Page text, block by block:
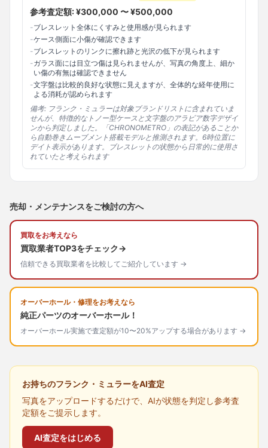
参考査定額: ¥300,000 〜 ¥500,000
-ブレスレット全体にくすみと使用感が見られます
-ケース側面に小傷が確認できます
-ブレスレットのリンクに擦れ跡と光沢の低下が見られます
-ガラス面には目立つ傷は見られませんが、写真の角度上、細か
い傷の有無は確認できません
-文字盤は比較的良好な状態に見えますが、全体的な経年使用に
よる消耗が認められます
備考: フランク・ミュラーは対象ブランドリストに含まれていま
せんが、特徴的なトノー型ケースと文字盤のアラビア数字デザイ
ンから判定しました。「CHRONOMETRO」の表記があることか
ら自動巻きムーブメント搭載モデルと推測されます。6時位置に
デイト表示があります。ブレスレットの状態から日常的に使用さ
れていたと考えられます
売却・メンテナンスをご検討の方へ
買取をお考えなら
買取業者TOP3をチェック→
信頼できる買取業者を比較してご紹介しています →
オーバーホール・修理をお考えなら
純正パーツのオーバーホール！
オーバーホール実施で査定額が10〜20%アップする場合があります →
お持ちのフランク・ミュラーをAI査定
写真をアップロードするだけで、AIが状態を判定し参考査
定額をご提示します。
AI査定をはじめる